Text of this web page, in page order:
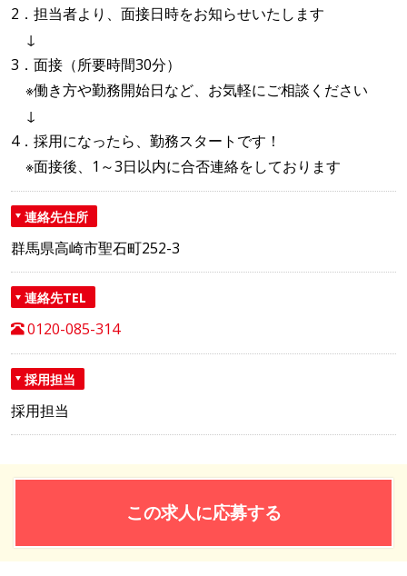
2．担当者より、面接日時をお知らせいたします
↓
3．面接（所要時間30分）
※働き方や勤務開始日など、お気軽にご相談ください
↓
4．採用になったら、勤務スタートです！
※面接後、1～3日以内に合否連絡をしております
連絡先住所
群馬県高崎市聖石町252-3
連絡先TEL
0120-085-314
採用担当
採用担当
この求人に応募する